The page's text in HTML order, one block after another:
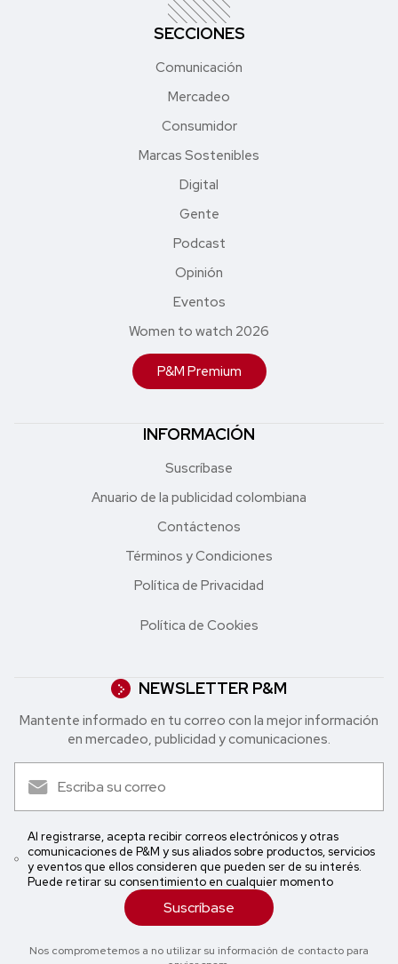
SECCIONES
Comunicación
Mercadeo
Consumidor
Marcas Sostenibles
Digital
Gente
Podcast
Opinión
Eventos
Women to watch 2026
P&M Premium
INFORMACIÓN
Suscríbase
Anuario de la publicidad colombiana
Contáctenos
Términos y Condiciones
Política de Privacidad
Política de Cookies
NEWSLETTER P&M
Mantente informado en tu correo con la mejor in formación
en mercadeo, publicidad y comunicaciones.
Al registrarse, acepta recibir correos electrónicos y otras
comunicaciones de P&M y sus aliados sobre productos, servicios
y eventos que ellos consideren que pueden ser de su interés.
Puede retirar su consentimiento en cualquier momento
Suscríbase
Nos comprometemos a no utilizar su información de contacto para